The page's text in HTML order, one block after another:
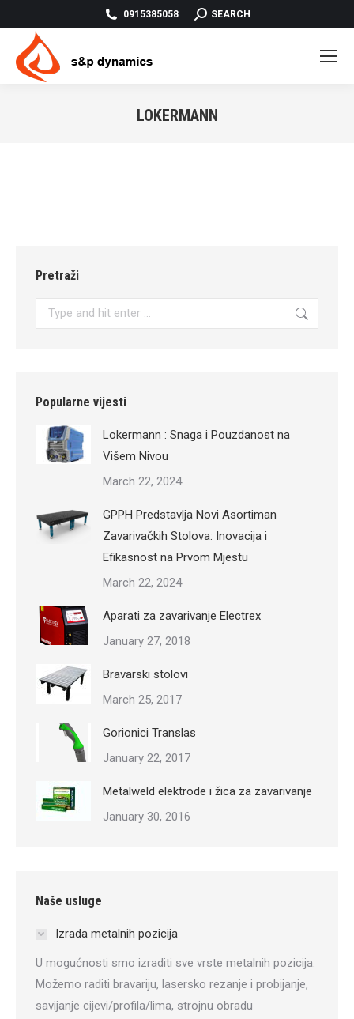
0915385058 SEARCH:
SEARCH
LOKERMANN
Pretraži
Search:
Popularne vijesti
Lokermann : Snaga i Pouzdanost na
Višem Nivou
March 22, 2024
GPPH Predstavlja Novi Asortiman
Zavarivačkih Stolova: Inovacija i
Efikasnost na Prvom Mjestu
March 22, 2024
Aparati za zavarivanje Electrex
January 27, 2018
Bravarski stolovi
March 25, 2017
Gorionici Translas
January 22, 2017
Metalweld elektrode i žica za zavarivanje
January 30, 2016
Naše usluge
Izrada metalnih pozicija
U mogućnosti smo izraditi sve vrste metalnih pozicija.
Možemo raditi bravariju, lasersko rezanje i probijanje,
savijanje cijevi/profila/lima, strojnu obradu